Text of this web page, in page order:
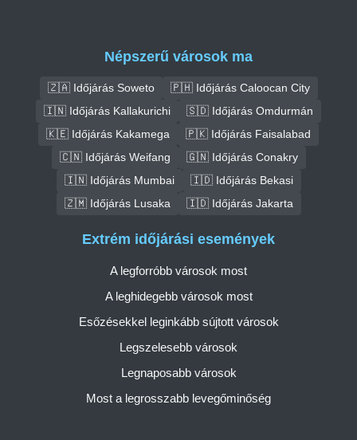
Népszerű városok ma
🇿🇦 Időjárás Soweto
🇵🇭 Időjárás Caloocan City
🇮🇳 Időjárás Kallakurichi
🇸🇩 Időjárás Omdurmán
🇰🇪 Időjárás Kakamega
🇵🇰 Időjárás Faisalabad
🇨🇳 Időjárás Weifang
🇬🇳 Időjárás Conakry
🇮🇳 Időjárás Mumbai
🇮🇩 Időjárás Bekasi
🇿🇲 Időjárás Lusaka
🇮🇩 Időjárás Jakarta
Extrém időjárási események
A legforróbb városok most
A leghidegebb városok most
Esőzésekkel leginkább sújtott városok
Legszelesebb városok
Legnaposabb városok
Most a legrosszabb levegőminőség